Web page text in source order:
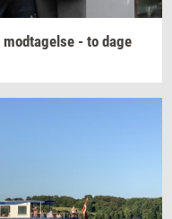
mod­ta­gel­se - to dage